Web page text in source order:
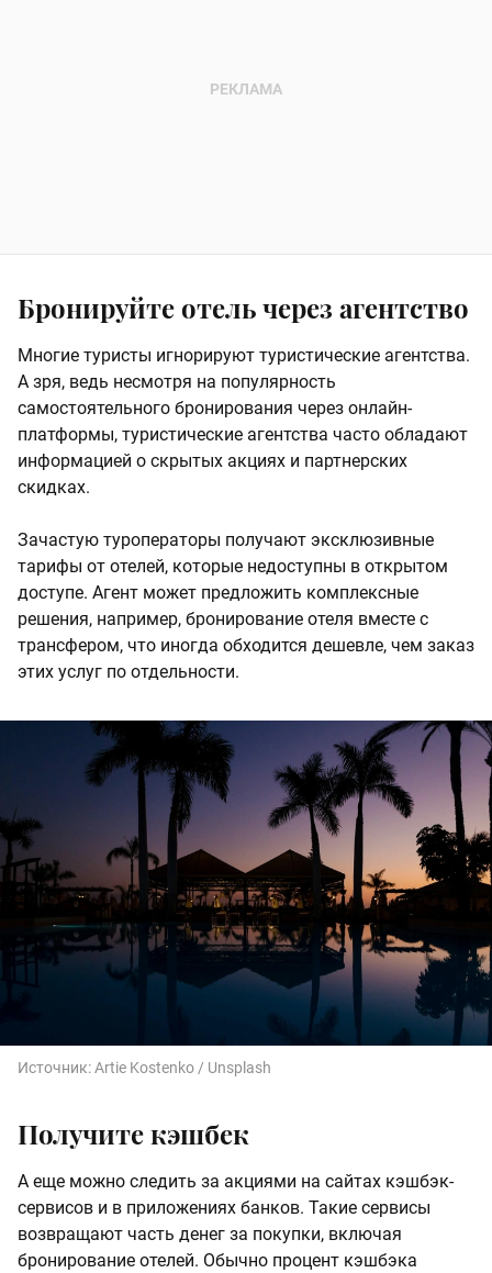
Бронируйте отель через агентство
Многие туристы игнорируют туристические агентства.
А зря, ведь несмотря на популярность
самостоятельного бронирования через онлайн-
платформы, туристические агентства часто обладают
информацией о скрытых акциях и партнерских
скидках.
Зачастую туроператоры получают эксклюзивные
тарифы от отелей, которые недоступны в открытом
доступе. Агент может предложить комплексные
решения, например, бронирование отеля вместе с
трансфером, что иногда обходится дешевле, чем заказ
этих услуг по отдельности.
Источник:Artie Kostenko / Unsplash
Получите кэшбек
А еще можно следить за акциями на сайтах кэшбэк-
сервисов и в приложениях банков. Такие сервисы
возвращают часть денег за покупки, включая
бронирование отелей. Обычно процент кэшбэка